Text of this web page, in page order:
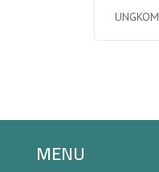
UNGKOM
MENU